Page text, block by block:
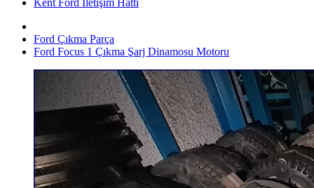
Kent Ford İletişim Hattı
Ford Çıkma Parça
Ford Focus 1 Çıkma Şarj Dinamosu Motoru